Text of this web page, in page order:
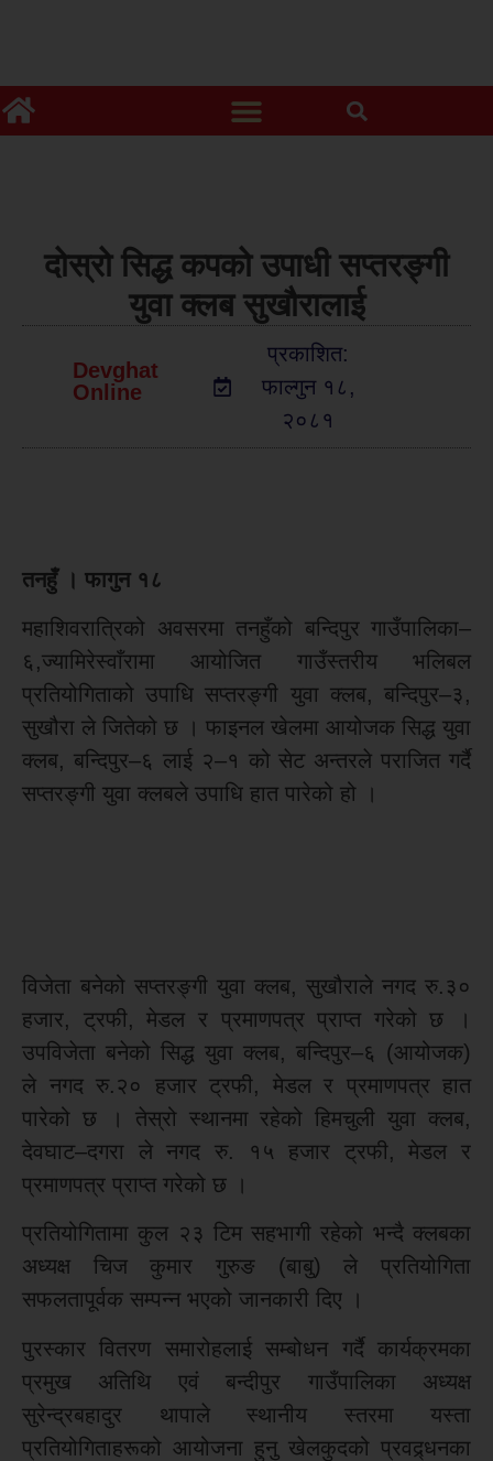
दोस्रो सिद्ध कपको उपाधी सप्तरङ्गी
युवा क्लब सुखौरालाई
Devghat
Online
प्रकाशित:
फाल्गुन १८,
२०८१
तनहुँ । फागुन १८
महाशिवरात्रिको अवसरमा तनहुँको बन्दिपुर गाउँपालिका–
६,ज्यामिरेस्वाँरामा आयोजित गाउँस्तरीय भलिबल
प्रतियोगिताको उपाधि सप्तरङ्गी युवा क्लब, बन्दिपुर–३,
सुखौरा ले जितेको छ । फाइनल खेलमा आयोजक सिद्ध युवा
क्लब, बन्दिपुर–६ लाई २–१ को सेट अन्तरले पराजित गर्दै
सप्तरङ्गी युवा क्लबले उपाधि हात पारेको हो ।
विजेता बनेको सप्तरङ्गी युवा क्लब, सुखौराले नगद रु.३०
हजार, ट्रफी, मेडल र प्रमाणपत्र प्राप्त गरेको छ ।
उपविजेता बनेको सिद्ध युवा क्लब, बन्दिपुर–६ (आयोजक)
ले नगद रु.२० हजार ट्रफी, मेडल र प्रमाणपत्र हात
पारेको छ । तेस्रो स्थानमा रहेको हिमचुली युवा क्लब,
देवघाट–दगरा ले नगद रु. १५ हजार ट्रफी, मेडल र
प्रमाणपत्र प्राप्त गरेको छ ।
प्रतियोगितामा कुल २३ टिम सहभागी रहेको भन्दै क्लबका
अध्यक्ष चिज कुमार गुरुङ (बाबु) ले प्रतियोगिता
सफलतापूर्वक सम्पन्न भएको जानकारी दिए ।
पुरस्कार वितरण समारोहलाई सम्बोधन गर्दै कार्यक्रमका
प्रमुख अतिथि एवं बन्दीपुर गाउँपालिका अध्यक्ष
सुरेन्द्रबहादुर थापाले स्थानीय स्तरमा यस्ता
प्रतियोगिताहरूको आयोजना हुनु खेलकुदको प्रवद्र्धनका